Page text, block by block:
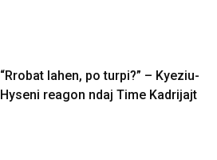
“Rrobat lahen, po turpi?” – Kyeziu-
Hyseni reagon ndaj Time Kadrijajt